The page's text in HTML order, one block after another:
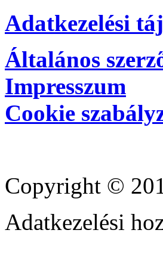
Adatkezelési
Általános
Impresszum
Cookie
Copyright ©
Adatkezelési